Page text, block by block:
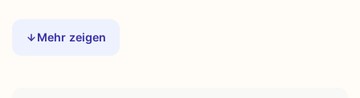
Mehr zeigen